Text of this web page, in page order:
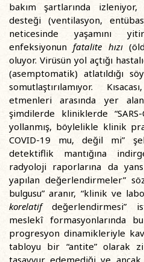
bakım şartlarında
desteği (ventilasyon,
neticesinde yaşamını
enfeksiyonunfatalite hızı
oluyor. Virüsün yol açtığı
(asemptomatik) atlatıldığı
somutlaştırılamıyor.
etmenleri arasında yer
şimdilerde kliniklerde
yollanmış, böylelikle klinik
COVID-19 mu, değil mi”
detektiflik mantığına
radyoloji raporlarına da
yapılan değerlendirmeler”
bulgusu” aranır, “klinik ve
korelatifdeğerlendirmesi”
meslekî formasyonlarında
progresyon dinamikleriyle
tabloyu bir “antite” olarak
tasavvur edemediği ve